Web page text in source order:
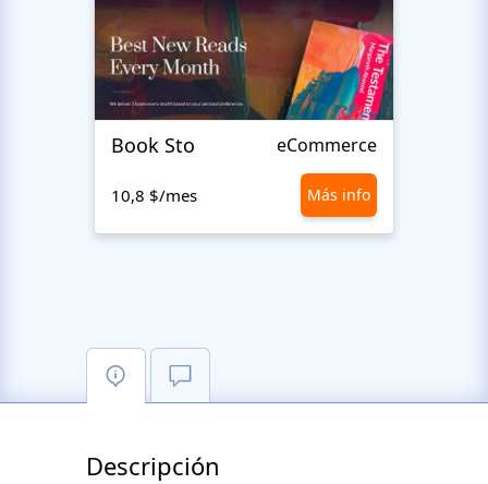
Book Sto eCommerce
10,8 $/mes Más info
Descripción